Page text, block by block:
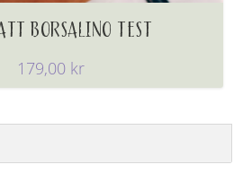
BORSALINO TEST
179,00 kr